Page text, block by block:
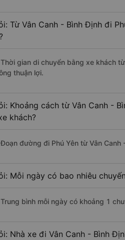
Từ Vân Canh - Bình Định đi
gian di chuyển bằng xe khách
thuận lợi.
Khoảng cách từ Vân Canh -
khách?
đường đi Phú Yên từ Vân
Mỗi ngày có bao nhiêu
bình mỗi ngày có khoảng 1
Nhà xe đi Vân Canh - Bình